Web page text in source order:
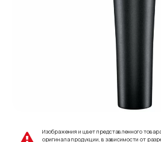
Изображения и цвет представленного
оригинала продукции, в зависимости от